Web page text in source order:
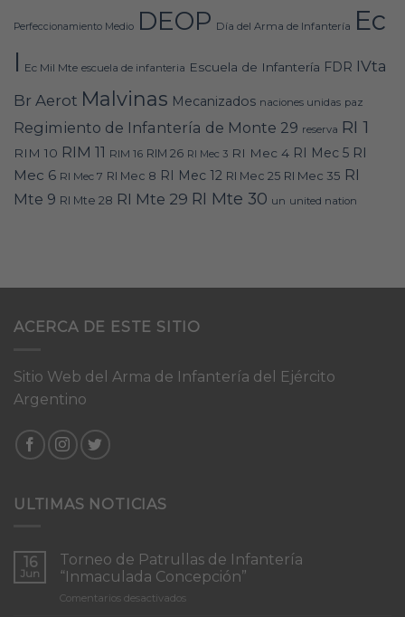
Perfeccionamiento Medio DEOP Día del Arma de Infantería Ec
I Ec Mil Mte escuela de infanteria Escuela de Infantería FDR IVta
Br Aerot Malvinas Mecanizados naciones unidas paz
Regimiento de Infantería de Monte 29 reserva RI 1
RIM 10 RIM 11 RIM 16 RIM 26 RI Mec 3 RI Mec 4 RI Mec 5 RI
Mec 6 RI Mec 7 RI Mec 8 RI Mec 12 RI Mec 25 RI Mec 35 RI
Mte 9 RI Mte 28 RI Mte 29 RI Mte 30 un united nation
ACERCA DE ESTE SITIO
Sitio Web del Arma de Infantería del Ejército
Argentino
ULTIMAS NOTICIAS
16
Jun
Torneo de Patrullas de Infantería
“Inmaculada Concepción”
Comentarios desactivadosen